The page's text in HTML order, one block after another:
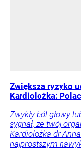
Zwiększa ryzyko
Kardiolożka:
Zwykły ból głowy
sygnał, że twój
Kardiolożka dr
najprostszym